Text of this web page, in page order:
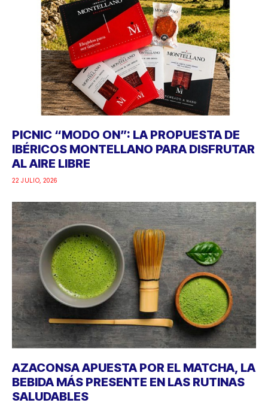
PICNIC “MODO ON”: LA PROPUESTA DE
IBÉRICOS MONTELLANO PARA DISFRUTAR
AL AIRE LIBRE
22 JULIO, 2026
AZACONSA APUESTA POR EL MATCHA, LA
BEBIDA MÁS PRESENTE EN LAS RUTINAS
SALUDABLES